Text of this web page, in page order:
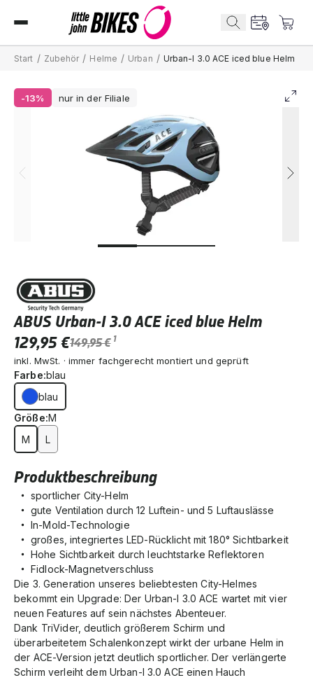
Start / Zubehör / Helme / Urban / Urban-I 3.0 ACE iced blue Helm
-13% nur in der Filiale
Produktbeschreibung
sportlicher City-Helm
gute Ventilation durch 12 Luftein- und 5 Luftauslässe
In-Mold-Technologie
großes, integriertes LED-Rücklicht mit 180° Sichtbarkeit
Hohe Sichtbarkeit durch leuchtstarke Reflektoren
Fidlock-Magnetverschluss
Die 3. Generation unseres beliebtesten City-Helmes
bekommt ein Upgrade: Der Urban-I 3.0 ACE wartet mit vier
neuen Features auf sein nächstes Abenteuer.
Dank TriVider, deutlich größerem Schirm und
überarbeitetem Schalenkonzept wirkt der urbane Helm in
der ACE-Version jetzt deutlich sportlicher. Der verlängerte
Schirm verleiht dem Urban-I 3.0 ACE einen Hauch
ABUS Urban-I 3.0 ACE iced blue Helm
129,95 €149,95 € 1
inkl. MwSt. · immer fachgerecht montiert und geprüft
Farbe:blau
blau
Größe:M
M
L